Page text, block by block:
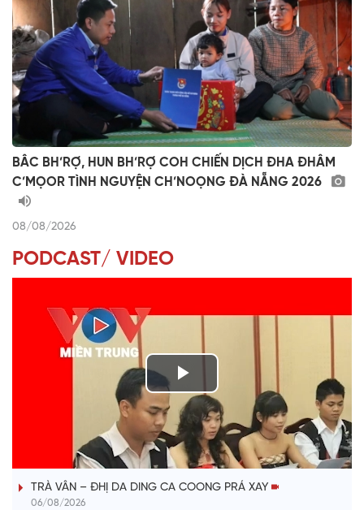
BÂC BH’RỢ, HUN BH’RỢ COH CHIẾN DỊCH ĐHA ĐHÂM
C’MỌOR TÌNH NGUYỆN CH’NOỌNG ĐÀ NẴNG 2026
08/08/2026
PODCAST/ VIDEO
P
l
a
VÀI PHÚT DÀNH CHO QUẢNG BÁ
TRÀ VÂN – ĐHỊ DA DING CA COONG PRÁ XAY
06/08/2026